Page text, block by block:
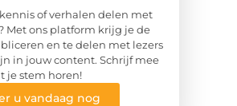
of verhalen delen met
Met ons platform krijg je de
en te delen met lezers
in jouw content. Schrijf mee
je stem horen!
u vandaag nog